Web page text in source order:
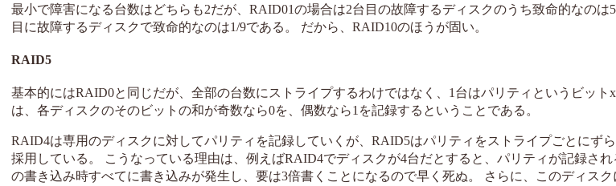
最小で障害になる台数はどちらも2だが、RAID01の場合は2台目の故障するディスクのうち致命的なのは
目に故障するディスクで致命的なのは1/9である。 だから、RAID10のほうが固い。
RAID5
基本的にはRAID0と同じだが、全部の台数にストライプするわけではなく、1台はパリティというビット
は、各ディスクのそのビットの和が奇数なら0を、偶数なら1を記録するということである。
RAID4は専用のディスクに対してパリティを記録していくが、RAID5はパリティをストライプごとにず
採用している。 こうなっている理由は、例えばRAID4でディスクが4台だとすると、パリティが記録さ
の書き込み時すべてに書き込みが発生し、要は3倍書くことになるので早く死ぬ。 さらに、このディス